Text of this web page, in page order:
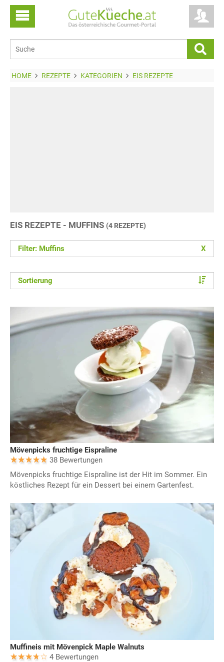
HOME REZEPTE KATEGORIEN EIS REZEPTE
EIS REZEPTE - MUFFINS (4 REZEPTE)
Filter: Muffins X
Sortierung
Mövenpicks fruchtige Eispraline
38 Bewertungen
Mövenpicks fruchtige Eispraline ist der Hit im Sommer. Ein
köstliches Rezept für ein Dessert bei einem Gartenfest.
Muffineis mit Mövenpick Maple Walnuts
4 Bewertungen